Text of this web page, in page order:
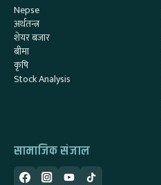
Nepse
अर्थतन्त्र
शेयर बजार
बीमा
कृषि
Stock Analysis
सामाजिक संजाल